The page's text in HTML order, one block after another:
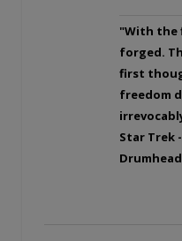
"With the
forged.
first
freedom
Star Trek
Drumhead